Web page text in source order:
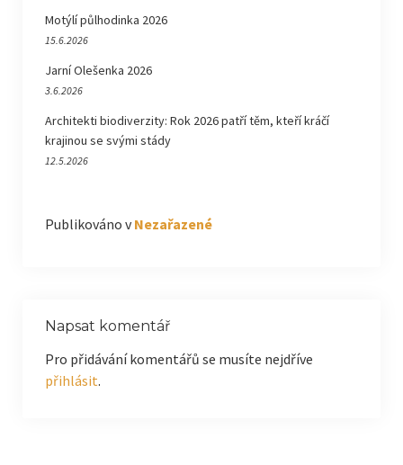
Motýlí půlhodinka 2026
15.6.2026
Jarní Olešenka 2026
3.6.2026
Architekti biodiverzity: Rok 2026 patří těm, kteří kráčí
krajinou se svými stády
12.5.2026
Publikováno v Nezařazené
Napsat komentář
Pro přidávání komentářů se musíte nejdříve
přihlásit.